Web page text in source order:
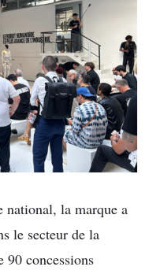
national, la marque a
le secteur de la
concessions